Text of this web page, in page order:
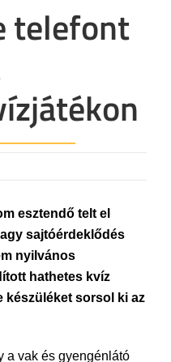
telefont
esztendő telt el
sajtóérdeklődés
nyilvános
hathetes kvíz
készüléket sorsol ki az
a vak és gyengénlátó